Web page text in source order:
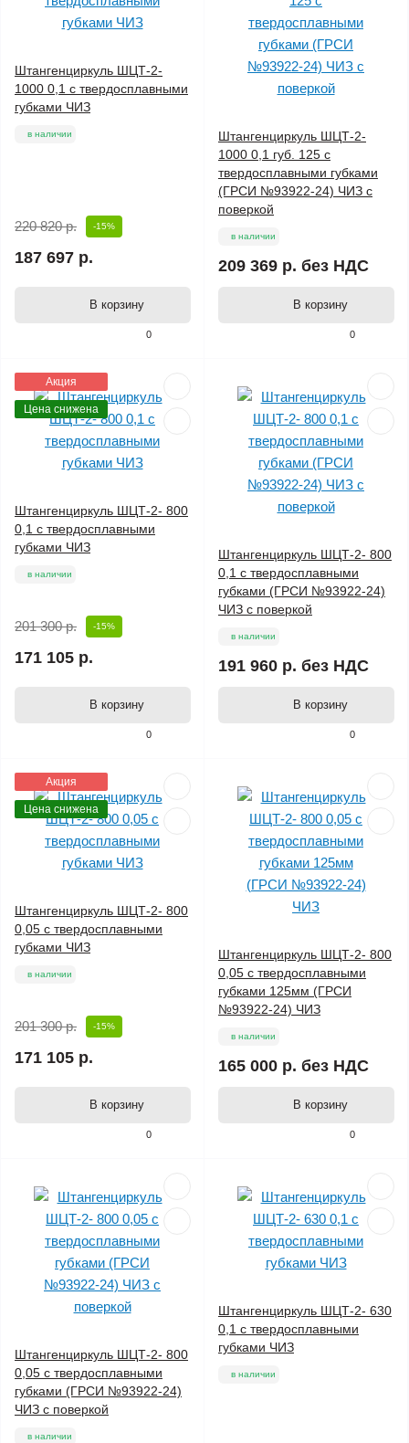
0
Штангенциркуль ШЦТ-2-
1000 0,1 с твердосплавными
губками ЧИЗ
в наличии
220 820 р. -15%
187 697 р.
В корзину
0
Штангенциркуль ШЦТ-2-
1000 0,1 губ. 125 с
твердосплавными губками
(ГРСИ №93922-24) ЧИЗ с
поверкой
в наличии
209 369 р. без НДС
В корзину
Акция
Цена снижена
0
Штангенциркуль ШЦТ-2- 800
0,1 с твердосплавными
губками ЧИЗ
в наличии
201 300 р. -15%
171 105 р.
В корзину
0
Штангенциркуль ШЦТ-2- 800
0,1 с твердосплавными
губками (ГРСИ №93922-24)
ЧИЗ с поверкой
в наличии
191 960 р. без НДС
В корзину
Акция
Цена снижена
0
Штангенциркуль ШЦТ-2- 800
0,05 с твердосплавными
губками ЧИЗ
в наличии
201 300 р. -15%
171 105 р.
В корзину
0
Штангенциркуль ШЦТ-2- 800
0,05 с твердосплавными
губками 125мм (ГРСИ
№93922-24) ЧИЗ
в наличии
165 000 р. без НДС
В корзину
Штангенциркуль ШЦТ-2- 800
0,05 с твердосплавными
губками (ГРСИ №93922-24)
ЧИЗ с поверкой
в наличии
Штангенциркуль ШЦТ-2- 630
0,1 с твердосплавными
губками ЧИЗ
в наличии